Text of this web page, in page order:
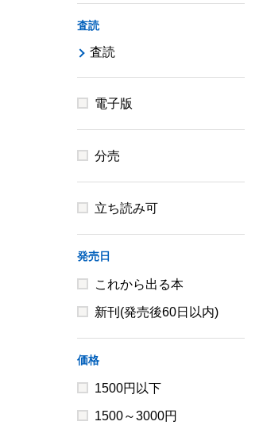
査読
査読
電子版
分売
立ち読み可
発売日
これから出る本
新刊(発売後60日以内)
価格
1500円以下
1500～3000円